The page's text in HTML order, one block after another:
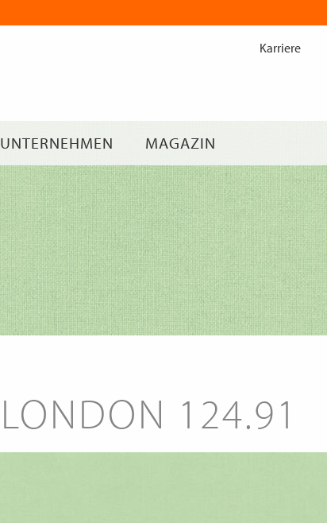
Inhalt
UNTERNEHMEN MAGAZIN
Karriere
LONDON 124.91